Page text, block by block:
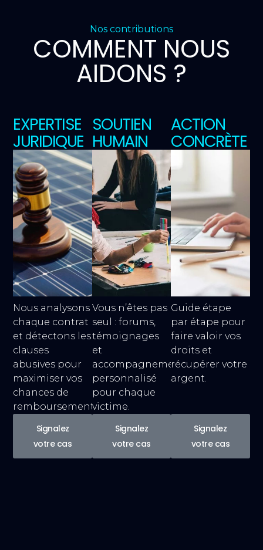
Nos contributions
COMMENT NOUS
AIDONS ?
EXPERTISE
JURIDIQUE
Nous analysons
chaque contrat
et détectons les
clauses
abusives pour
maximiser vos
chances de
remboursement.
Signalez
votre cas
SOUTIEN
HUMAIN
Vous n’êtes pas
seul : forums,
témoignages
et
accompagnement
personnalisé
pour chaque
victime.
Signalez
votre cas
ACTION
CONCRÈTE
Guide étape
par étape pour
faire valoir vos
droits et
récupérer votre
argent.
Signalez
votre cas